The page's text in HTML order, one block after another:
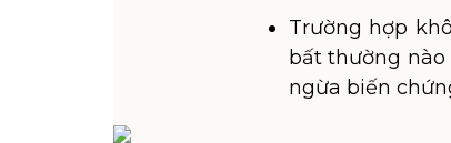
Trường hợp
bất thường nào
ngừa biến